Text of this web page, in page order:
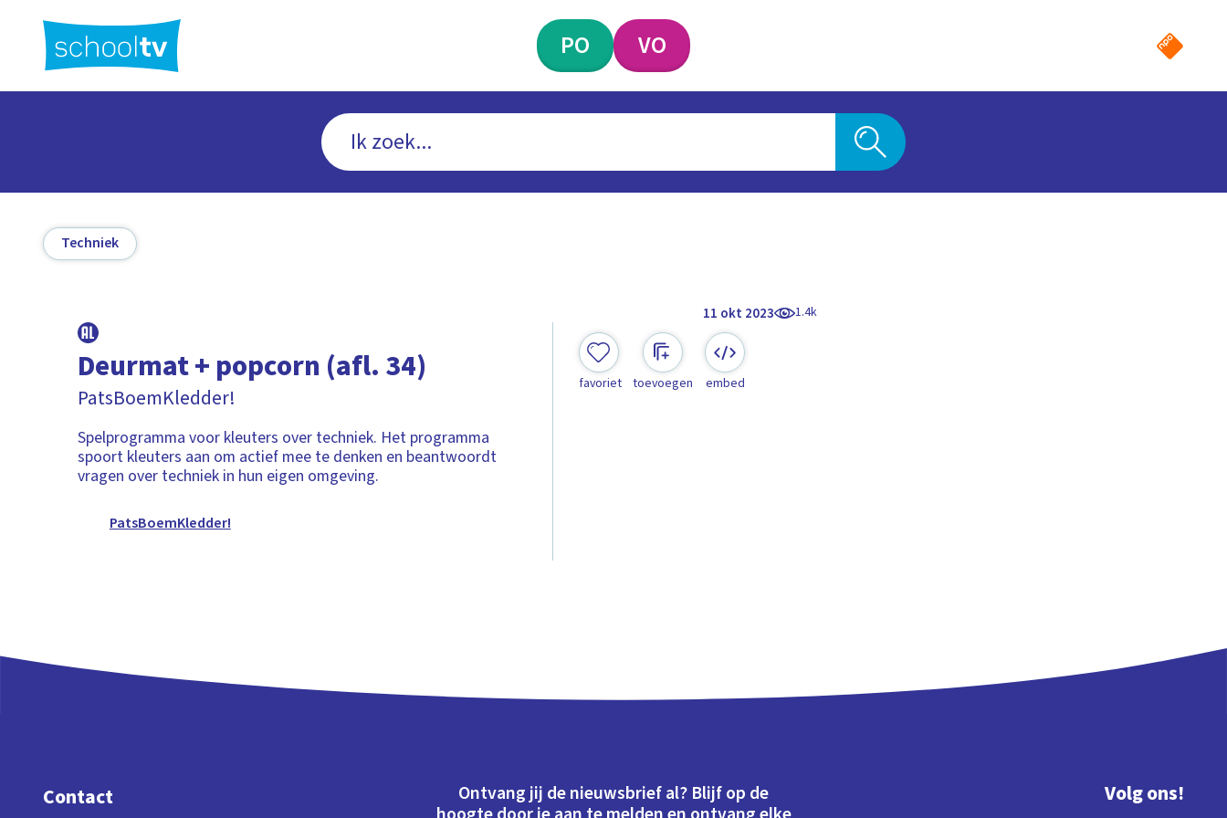
hoofdinhoud
PO VO
Techniek
11 okt 2023 1.4k
Deurmat + popcorn (afl. 34)
PatsBoemKledder!
Spelprogramma voor kleuters over techniek. Het programma
spoort kleuters aan om actief mee te denken en beantwoordt
vragen over techniek in hun eigen omgeving.
PatsBoemKledder!
favoriet toevoegen embed
Contact
Ontvang jij de nieuwsbrief al? Blijf op de
Volg ons!